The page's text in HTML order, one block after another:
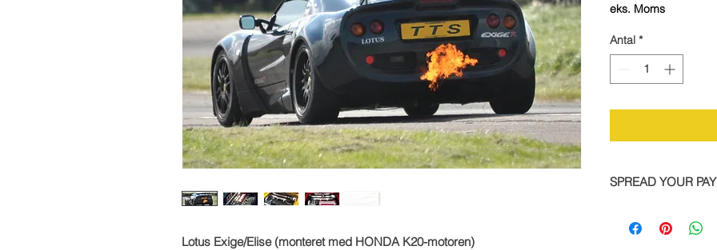
Lotus Exige/Elise (monteret med HONDA K20-motoren)
eks. Moms
Antal *
SPREAD YOUR
on all TTS bike and